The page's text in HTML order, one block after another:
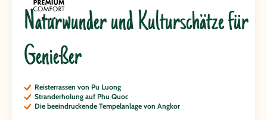
Naturwunder und Kulturschätze für
Genießer
Reisterrassen von Pu Luong
Stranderholung auf Phu Quoc
Die beeindruckende Tempelanlage von Angkor